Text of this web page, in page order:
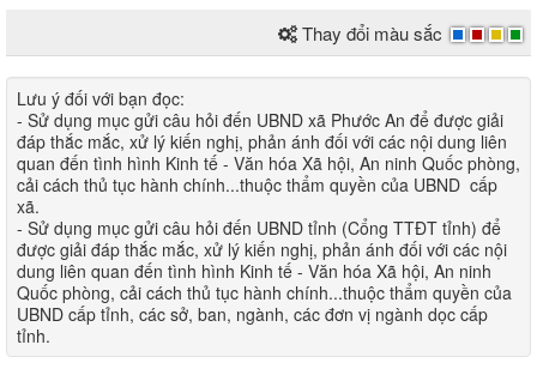
Thay đổi màu sắc
Lưu ý đối với bạn đọc​:
- Sử dụng mục gửi câu hỏi đến UBND xã Phước An để được giải
đáp thắc mắc, xử lý kiến nghị, phản ánh đối với các nội dung liên
quan đến tình hìn​h Kinh tế - Văn hóa Xã hội, An ninh Quốc phòng,
cải cách thủ tục hành chính...thuộc thẩm quyền của UBND cấp
xã.
- Sử dụng mục gửi câu hỏi đến UBND tỉnh (Cổng TTĐT tỉnh) để
được giải đáp thắc mắc, xử lý kiến nghị, phản ánh đối với các nội
dung liên quan đến tình hình Kinh tế - Văn hóa Xã hội, An ninh
Quốc phòng, cải cách thủ tục hành chính...thuộc thẩm quyền của
UBND cấp tỉnh, các sở, ban, ngành, các đơn vị ngành dọc cấp
tỉnh.​